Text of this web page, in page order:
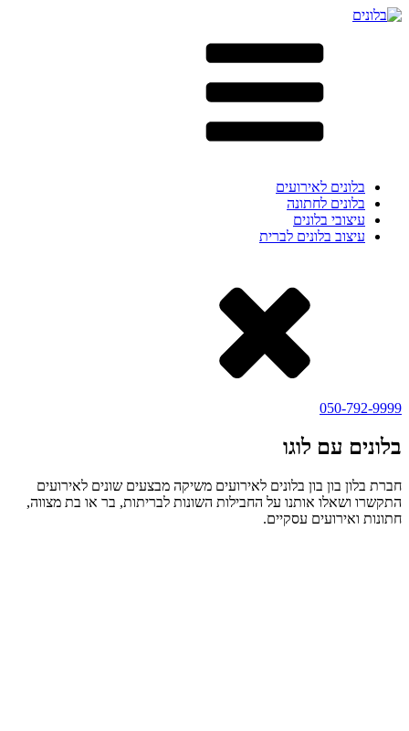
בלונים לאירועים
בלונים לחתונה
עיצובי בלונים
עיצוב בלונים לברית
050-792-9999
בלונים עם לוגו
חברת בלון בון בון בלונים לאירועים משיקה מבצעים שונים לאירועים
התקשרו ושאלו אותנו על החבילות השונות לבריתות, בר או בת מצווה,
חתונות ואירועים עסקיים.